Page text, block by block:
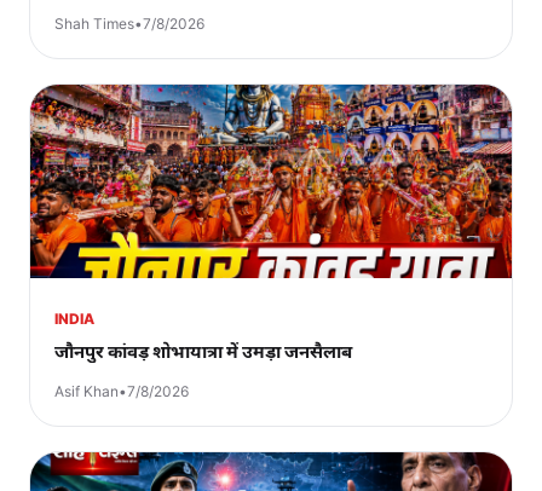
Shah Times•7/8/2026
INDIA
जौनपुर कांवड़ शोभायात्रा में उमड़ा जनसैलाब
Asif Khan•7/8/2026